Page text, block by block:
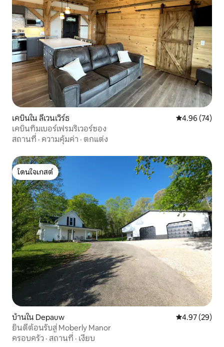
เคบินใน ลีเวนเวิร์ธ คะแนนเฉลี่ย
4.96 (74)
เคบินทิมเบอร์เฟรมริเวอร์ซอง
สถานที่ · ความคุ้มค่า · ตกแต่ง
โดนใจเกสต์
โดนใจเกสต์
บ้านใน Depauw คะแนนเฉลี่ย
4.97 (29)
ยินดีต้อนรับสู่ Moberly Manor
ครอบครัว · สถานที่ · เงียบ